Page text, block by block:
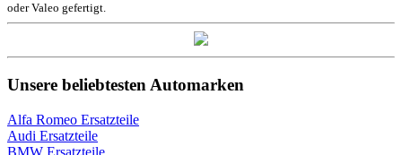
oder Valeo gefertigt.
Unsere beliebtesten Automarken
Alfa Romeo Ersatzteile
Audi Ersatzteile
BMW Ersatzteile